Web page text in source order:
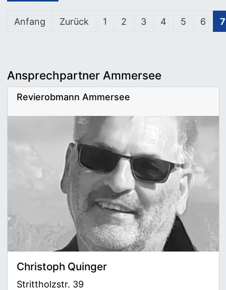
Anfang Zurück 1 2 3 4 5 6 7
Ansprechpartner Ammersee
Revierobmann Ammersee
Christoph Quinger
Strittholzstr. 39